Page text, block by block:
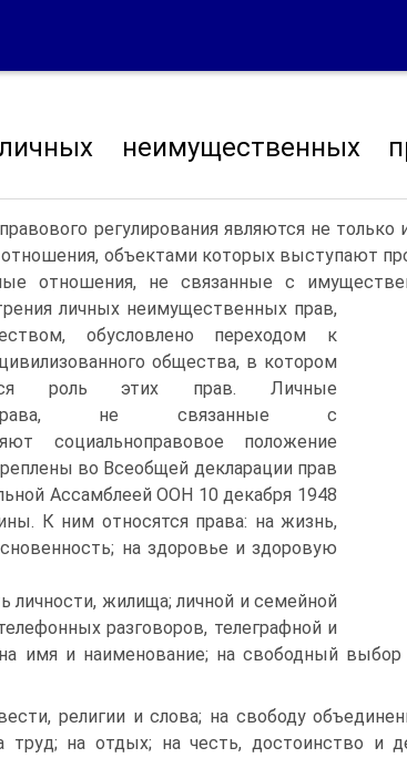
неимущественных
регулирования являются не
объектами которых выступают
отношения, не связанные с
личных неимущественных прав,
обусловлено переходом к
общества, в котором
роль этих прав. Личные
права, не связанные с
социальноправовое положение
во Всеобщей декларации прав
Ассамблеей ООН 10 декабря 1948
К ним относятся права: на жизнь,
на здоровье и здоровую
личности, жилища; личной и семейной
разговоров, телеграфной и
имя и наименование; на свободный
религии и слова; на свободу
труд; на отдых; на честь, достоинство и